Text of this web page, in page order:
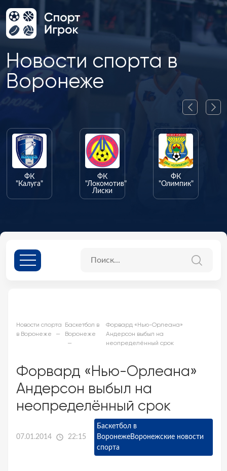
Новости спорта в
Воронеже
ФК
"Калуга"
ФК
"Локомотив"
Лиски
ФК
"Олимпик"
Новости спорта
в Воронеже
Баскетбол в
Воронеже
Форвард «Нью-Орлеана»
Андерсон выбыл на
неопределённый срок
Форвард «Нью-Орлеана»
Андерсон выбыл на
неопределённый срок
07.01.2014 22:15
Баскетбол в
ВоронежеВоронежские новости
спорта